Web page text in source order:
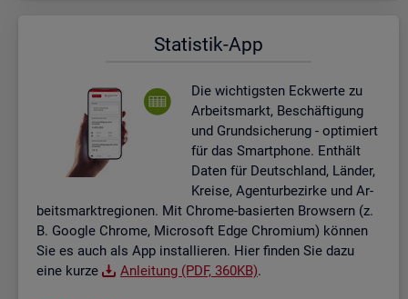
Sta­tis­tik-App
Die wich­tigs­ten Eck­wer­te zu
Ar­beits­markt, Be­schäf­ti­gung
und Grund­si­che­rung - op­ti­miert
für das Smart­pho­ne. Ent­hält
Daten für Deutsch­land, Län­der,
Krei­se, Agen­tur­be­zir­ke und Ar­
beits­markt­re­gio­nen. Mit Chro­me-ba­sier­ten Brow­sern (z.
B. Goog­le Chro­me, Mi­cro­soft Edge Chro­mi­um) kön­nen
Sie es auch als App in­stal­lie­ren. Hier fin­den Sie dazu
eine kurze
An­lei­tung (PDF, 360KB).